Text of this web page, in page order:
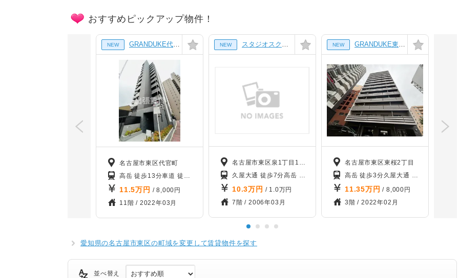
おすすめピックアップ物件！
NEW GRANDUKE代官町reverso[11階]
名古屋市東区代官町
高岳 徒歩13分車道 徒歩14分 新栄町 徒歩14分
11.5万円 / 8,000円
11階 / 2022年03月
NEW スタジオスクエア泉[7階]
名古屋市東区泉1丁目1-22
久屋大通 徒歩7分高岳 徒歩8分 名古屋城 徒歩10分「名鉄瀬戸線 東大手」 徒
10.3万円 / 1.0万円
7階 / 2006年03月
NEW GRANDUKE東桜[3階]
名古屋市東区東桜2丁目
高岳 徒歩3分久屋大通 徒歩10分
11.35万円 / 8,000円
3階 / 2022年02月
愛知県の名古屋市東区の町域を変更して賃貸物件を探す
並べ替え